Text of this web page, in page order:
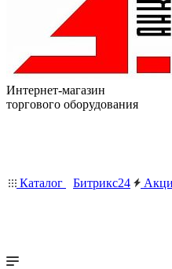
Интернет-магазин
торгового оборудования
Каталог Битрикс24